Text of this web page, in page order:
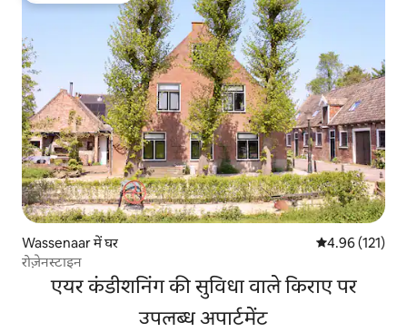
Wassenaar में घर औसत रेटिंग 5 में से
4.96 (121)
रोज़ेनस्टाइन
एयर कंडीशनिंग की सुविधा वाले किराए पर
उपलब्ध अपार्टमेंट